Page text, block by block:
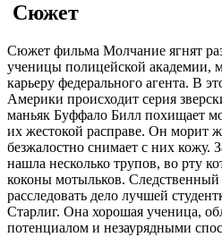
Сюжет
Сюжет фильма Молчание ягнят
ученицы полицейской академии,
карьеру федерального агента. В
Америки происходит серия
маньяк Буффало Билл похищает
их жестокой расправе. Он морит
безжалостно снимает с них кожу.
нашла несколько трупов, во рту
коконы мотыльков. Следственный
расследовать дело лучшей
Старлиг. Она хорошая ученица,
потенциалом и незаурядными